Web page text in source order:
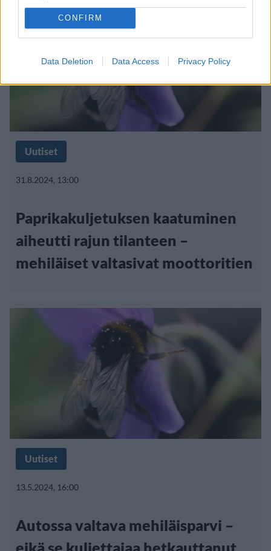
CONFIRM
Data Deletion Data Access Privacy Policy
Uutiset
31.8.2024, 13:00
Paprikakuljetuksen kaatuminen
aiheutti rajun tilanteen –
mehiläiset valtasivat moottoritien
Uutiset
13.5.2024, 16:00
Autossa valtava mehiläisparvi –